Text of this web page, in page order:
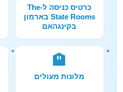
כרטיס כניסה ל-The
State Rooms בארמון
בקינגהאם
🏨
מלונות מעולים